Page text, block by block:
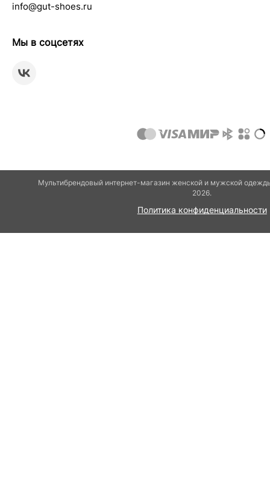
info@gut-shoes.ru
Мы в соцсетях
Мультибрендовый интернет-магазин женской и мужской
2026.
Политика конфиденциальности